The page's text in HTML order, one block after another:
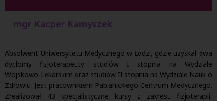
mgr Kacper Kamyszek
Absolwent Uniwersytetu Medycznego w Łodzi, gdzie uzyskał dwa
dyplomy fizjoterapeuty: studiów I stopnia na Wydziale
Wojskowo-Lekarskim oraz studiów II stopnia na Wydziale Nauk o
Zdrowiu. Jest pracownikiem Pabianickiego Centrum Medycznego.
Zrealizował 43 specjalistyczne kursy z zakresu fizjoterapii,